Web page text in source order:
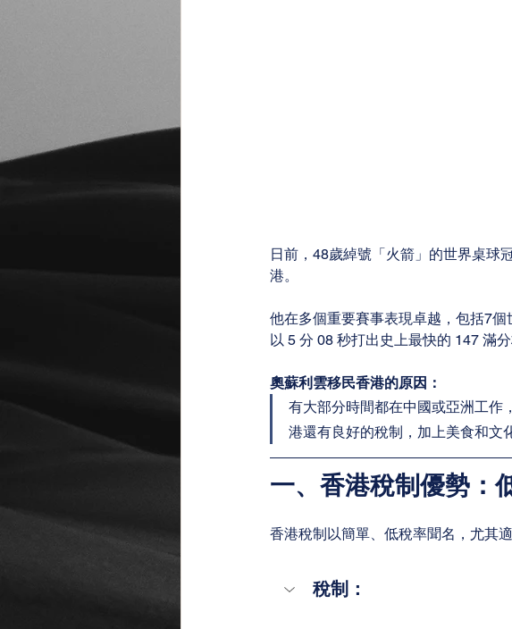
日前，48歲綽號「火箭」的世界桌球
港。
他在多個重要賽事表現卓越，包括7
以 5 分 08 秒打出史上最快的 147 滿
奧蘇利雲移民香港的原因：
有大部分時間都在中國或亞洲工作
港還有良好的稅制，加上美食和文
一、 香港稅制優勢：
香港稅制以簡單、低稅率聞名，尤其
稅制：